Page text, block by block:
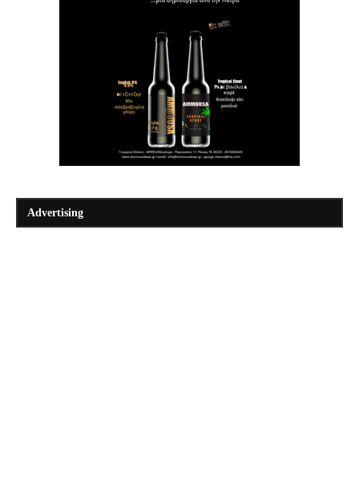
Advertising